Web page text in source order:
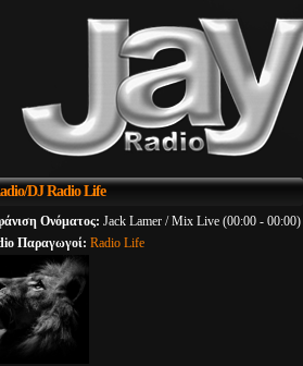
DJRadio Life
Ονόματος: Jack Lamer / Mix Live (00:00 - 00:00)
Παραγωγοί: Radio Life